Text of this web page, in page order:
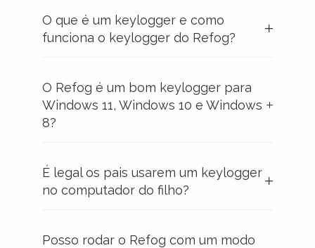
O que é um keylogger e como
funciona o keylogger do Refog?
O Refog é um bom keylogger para
Windows 11, Windows 10 e Windows
8?
É legal os pais usarem um keylogger
no computador do filho?
Posso rodar o Refog com um modo